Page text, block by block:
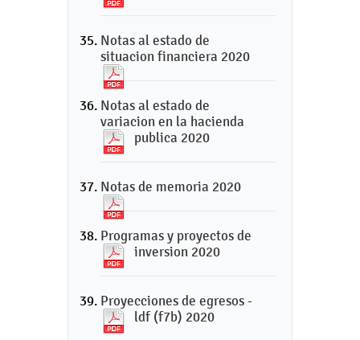
Notas al estado de
situacion financiera 2020
Notas al estado de
variacion en la hacienda
publica 2020
Notas de memoria 2020
Programas y proyectos de
inversion 2020
Proyecciones de egresos -
ldf (f7b) 2020